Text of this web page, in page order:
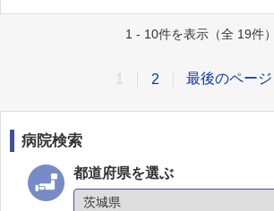
1 - 10件を表示（全 19件）
2 最後のページ
病院検索
都道府県を選ぶ